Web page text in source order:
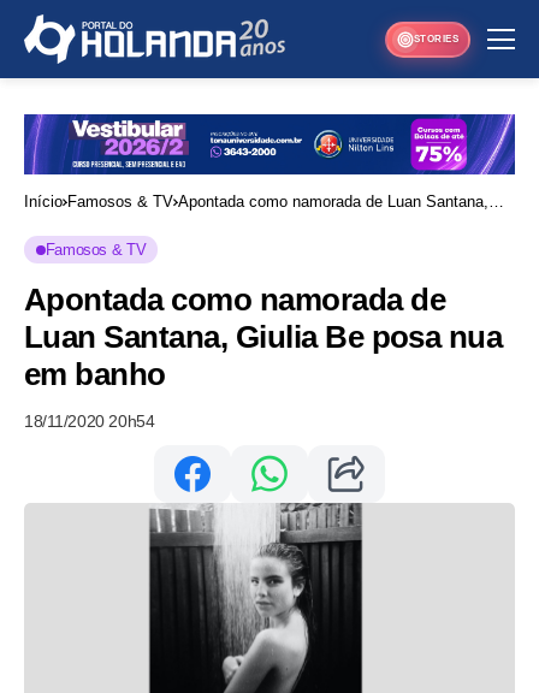
STORIES
Início Famosos & TV Apontada como namorada de Luan Santana,
Famosos & TV
Apontada como namorada de
Luan Santana, Giulia Be posa nua
em banho
18/11/2020 20h54